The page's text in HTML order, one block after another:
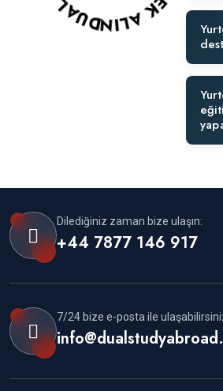
Dilediğiniz zaman bize ulaşın:
+44 7877 146 917
7/24 bize e-posta ile